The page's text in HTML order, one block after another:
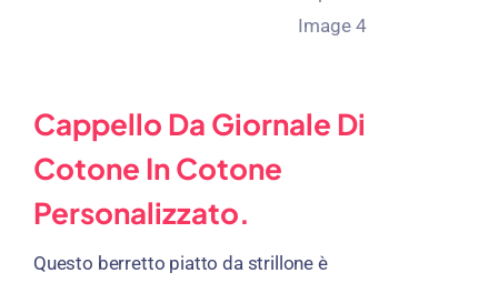
Cappello Da Giornale Di
Cotone In Cotone
Personalizzato.
Questo berretto piatto da strillone è